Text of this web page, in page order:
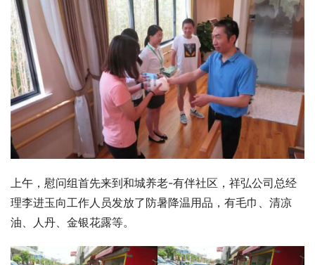
上午，慰问组首先来到和城养老-有伴社区，祥弘公司总经
理李进玉向工作人员发放了防暑降温用品，有毛巾、清凉
油、人丹、金银花露等。